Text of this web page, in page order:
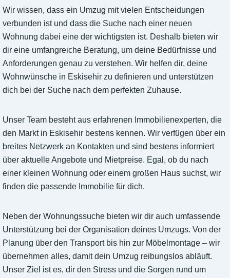
Wir wissen, dass ein Umzug mit vielen Entscheidungen
verbunden ist und dass die Suche nach einer neuen
Wohnung dabei eine der wichtigsten ist. Deshalb bieten wir
dir eine umfangreiche Beratung, um deine Bedürfnisse und
Anforderungen genau zu verstehen. Wir helfen dir, deine
Wohnwünsche in Eskisehir zu definieren und unterstützen
dich bei der Suche nach dem perfekten Zuhause.
Unser Team besteht aus erfahrenen Immobilienexperten, die
den Markt in Eskisehir bestens kennen. Wir verfügen über ein
breites Netzwerk an Kontakten und sind bestens informiert
über aktuelle Angebote und Mietpreise. Egal, ob du nach
einer kleinen Wohnung oder einem großen Haus suchst, wir
finden die passende Immobilie für dich.
Neben der Wohnungssuche bieten wir dir auch umfassende
Unterstützung bei der Organisation deines Umzugs. Von der
Planung über den Transport bis hin zur Möbelmontage – wir
übernehmen alles, damit dein Umzug reibungslos abläuft.
Unser Ziel ist es, dir den Stress und die Sorgen rund um